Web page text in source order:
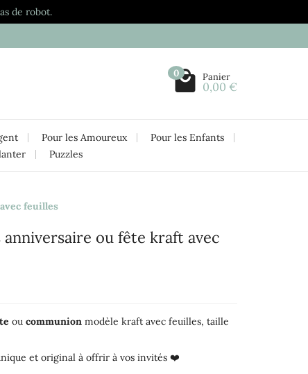
de robot.
0 Panier
0,00 €
Pour les Amoureux
Pour les Enfants
Puzzles
feuilles
anniversaire ou fête kraft avec
oucommunion modèle kraft avec feuilles, taille
et original à offrir à vos invités ❤️